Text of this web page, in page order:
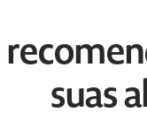
suas